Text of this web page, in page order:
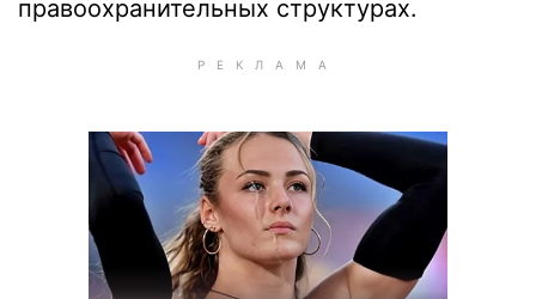
правоохранительных структурах.